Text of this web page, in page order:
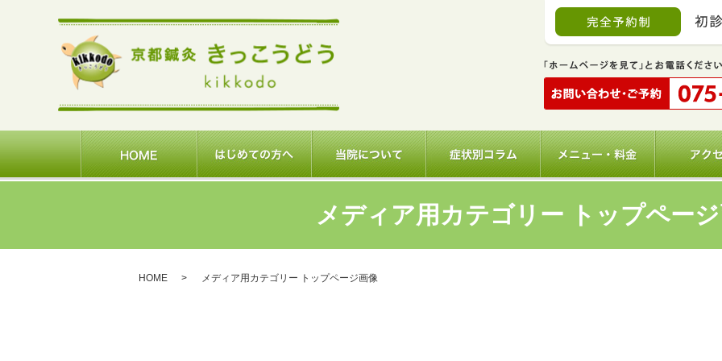
メディア用カテゴリー トップペー
HOME メディア用カテゴリー トップページ画像